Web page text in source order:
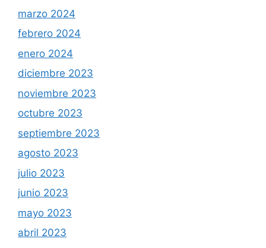
marzo 2024
febrero 2024
enero 2024
diciembre 2023
noviembre 2023
octubre 2023
septiembre 2023
agosto 2023
julio 2023
junio 2023
mayo 2023
abril 2023